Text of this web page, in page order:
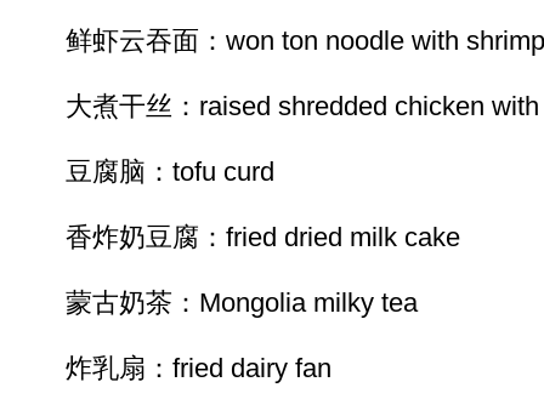
鲜虾云吞面：won ton noodle with
大煮干丝：raised shredded chicken with
豆腐脑：tofu curd
香炸奶豆腐：fried dried milk cake
蒙古奶茶：Mongolia milky tea
炸乳扇：fried dairy fan